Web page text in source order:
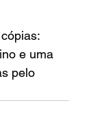
e uma
pelo